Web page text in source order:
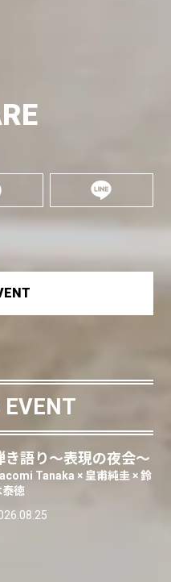
EVENT
き語り〜表現の夜会〜
Tanaka × 皇甫純圭 × 鈴
泰徳